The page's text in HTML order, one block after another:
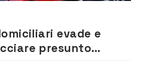
evade e
presunto